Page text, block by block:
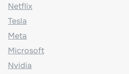
Netflix
Tesla
Meta
Microsoft
Nvidia